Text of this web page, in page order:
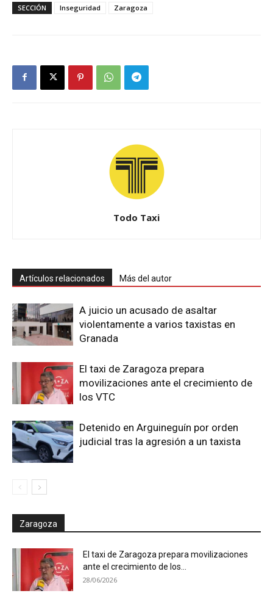
SECCIÓN Inseguridad Zaragoza
Todo Taxi
Artículos relacionados Más del autor
A juicio un acusado de asaltar
violentamente a varios taxistas en
Granada
El taxi de Zaragoza prepara
movilizaciones ante el crecimiento de
los VTC
Detenido en Arguineguín por orden
judicial tras la agresión a un taxista
Zaragoza
El taxi de Zaragoza prepara movilizaciones
ante el crecimiento de los...
28/06/2026